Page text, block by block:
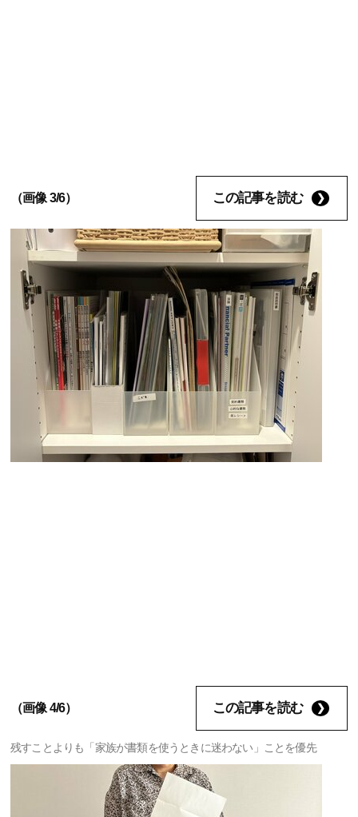
（画像 3/6） この記事を読む
（画像 4/6） この記事を読む
残すことよりも「家族が書類を使うときに迷わない」ことを優先